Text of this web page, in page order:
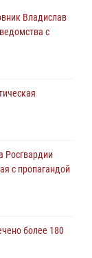
Владислав
с
Росгвардии
с пропагандой
более 180